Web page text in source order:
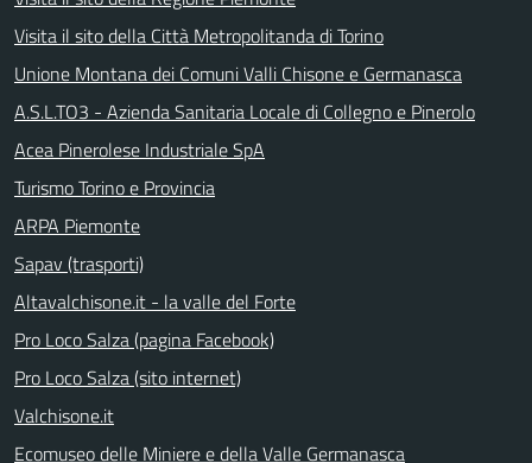
Visita il sito della Città Metropolitanda di Torino
Unione Montana dei Comuni Valli Chisone e Germanasca
A.S.L.TO3 - Azienda Sanitaria Locale di Collegno e Pinerolo
Acea Pinerolese Industriale SpA
Turismo Torino e Provincia
ARPA Piemonte
Sapav (trasporti)
Altavalchisone.it - la valle del Forte
Pro Loco Salza (pagina Facebook)
Pro Loco Salza (sito internet)
Valchisone.it
Ecomuseo delle Miniere e della Valle Germanasca